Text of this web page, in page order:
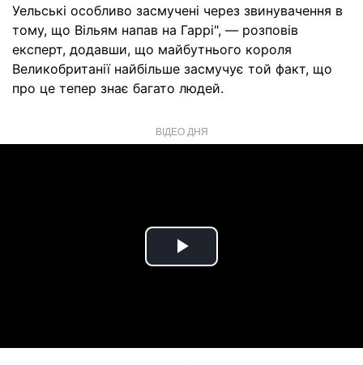
Уельські особливо засмучені через звинувачення в
тому, що Вільям напав на Гаррі", — розповів
експерт, додавши, що майбутнього короля
Великобританії найбільше засмучує той факт, що
про це тепер знає багато людей.
ВІДЕО ДНЯ
Play